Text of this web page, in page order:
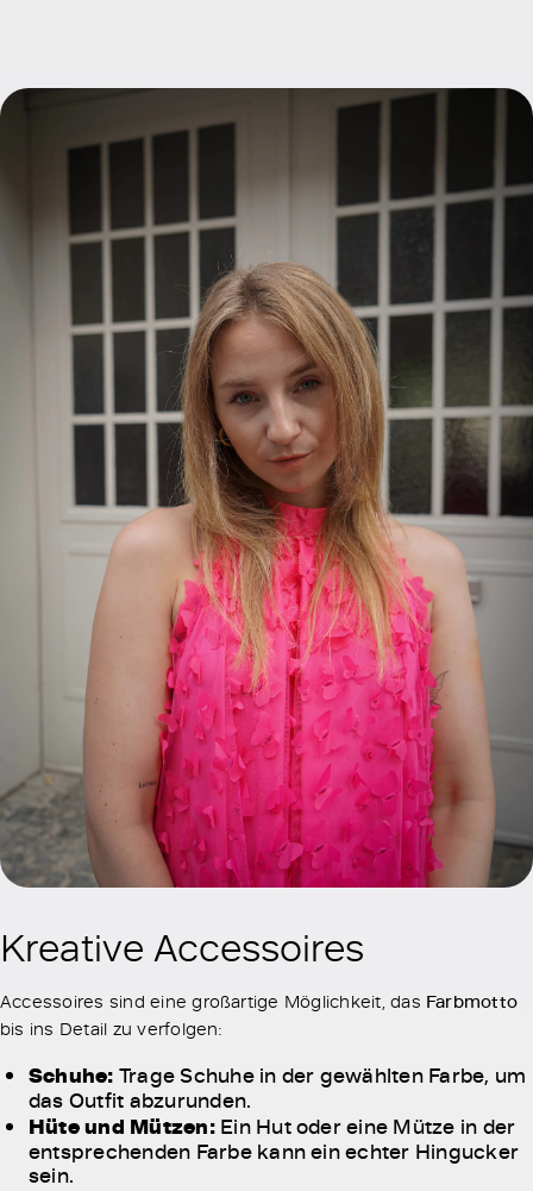
Kreative Accessoires
Accessoires sind eine großartige Möglichkeit, das Farbmotto
bis ins Detail zu verfolgen:
Schuhe: Trage Schuhe in der gewählten Farbe, um
das Outfit abzurunden.
Hüte und Mützen:Ein Hut oder eine Mütze in der
entsprechenden Farbe kann ein echter Hingucker
sein.